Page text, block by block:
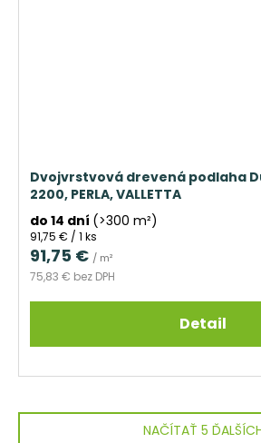
Dvojvrstvová drevená podlaha
2200, PERLA, VALLETTA
do 14 dní (>300 m²)
75,83 € bez DPH
91,75 € / m²
Jednotková
cena:
91,75 € / 1 ks
Detail
NAČÍTAŤ 5